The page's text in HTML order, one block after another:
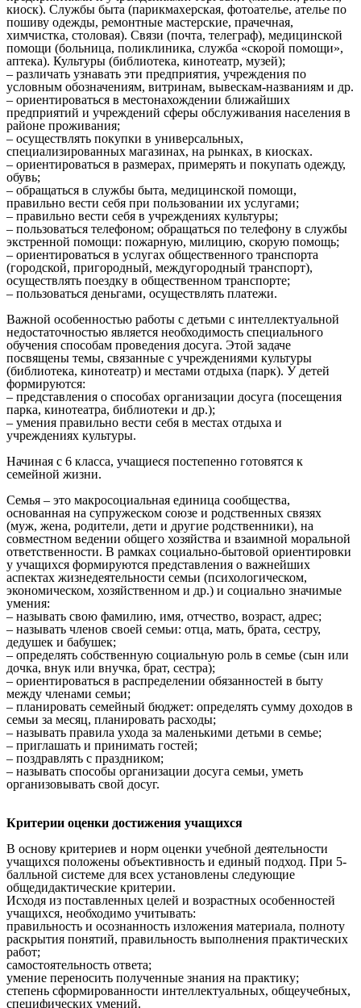
киоск). Службы быта (парикмахерская, фотоателье, ателье по
пошиву одежды, ремонтные мастерские, прачечная,
химчистка, столовая). Связи (почта, телеграф), медицинской
помощи (больница, поликлиника, служба «скорой помощи»,
аптека). Культуры (библиотека, кинотеатр, музей);
– различать узнавать эти предприятия, учреждения по
условным обозначениям, витринам, вывескам-названиям и др.
– ориентироваться в местонахождении ближайших
предприятий и учреждений сферы обслуживания населения в
районе проживания;
– осуществлять покупки в универсальных,
специализированных магазинах, на рынках, в киосках.
– ориентироваться в размерах, примерять и покупать одежду,
обувь;
– обращаться в службы быта, медицинской помощи,
правильно вести себя при пользовании их услугами;
– правильно вести себя в учреждениях культуры;
– пользоваться телефоном; обращаться по телефону в службы
экстренной помощи: пожарную, милицию, скорую помощь;
– ориентироваться в услугах общественного транспорта
(городской, пригородный, междугородный транспорт),
осуществлять поездку в общественном транспорте;
– пользоваться деньгами, осуществлять платежи.
Важной особенностью работы с детьми с интеллектуальной
недостаточностью является необходимость специального
обучения способам проведения досуга. Этой задаче
посвящены темы, связанные с учреждениями культуры
(библиотека, кинотеатр) и местами отдыха (парк). У детей
формируются:
– представления о способах организации досуга (посещения
парка, кинотеатра, библиотеки и др.);
– умения правильно вести себя в местах отдыха и
учреждениях культуры.
Начиная с 6 класса, учащиеся постепенно готовятся к
семейной жизни.
Семья – это макросоциальная единица сообщества,
основанная на супружеском союзе и родственных связях
(муж, жена, родители, дети и другие родственники), на
совместном ведении общего хозяйства и взаимной моральной
ответственности. В рамках социально-бытовой ориентировки
у учащихся формируются представления о важнейших
аспектах жизнедеятельности семьи (психологическом,
экономическом, хозяйственном и др.) и социально значимые
умения:
– называть свою фамилию, имя, отчество, возраст, адрес;
– называть членов своей семьи: отца, мать, брата, сестру,
дедушек и бабушек;
– определять собственную социальную роль в семье (сын или
дочка, внук или внучка, брат, сестра);
– ориентироваться в распределении обязанностей в быту
между членами семьи;
– планировать семейный бюджет: определять сумму доходов в
семьи за месяц, планировать расходы;
– называть правила ухода за маленькими детьми в семье;
– приглашать и принимать гостей;
– поздравлять с праздником;
– называть способы организации досуга семьи, уметь
организовывать свой досуг.
Критерии оценки достижения учащихся
В основу критериев и норм оценки учебной деятельности
учащихся положены объективность и единый подход. При 5-
балльной системе для всех установлены следующие
общедидактические критерии.
Исходя из поставленных целей и возрастных особенностей
учащихся, необходимо учитывать:
правильность и осознанность изложения материала, полноту
раскрытия понятий, правильность выполнения практических
работ;
самостоятельность ответа;
умение переносить полученные знания на практику;
степень сформированности интеллектуальных, общеучебных,
специфических умений.